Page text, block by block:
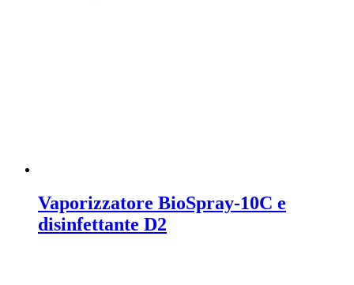
Vaporizzatore BioSpray-10C e
disinfettante D2